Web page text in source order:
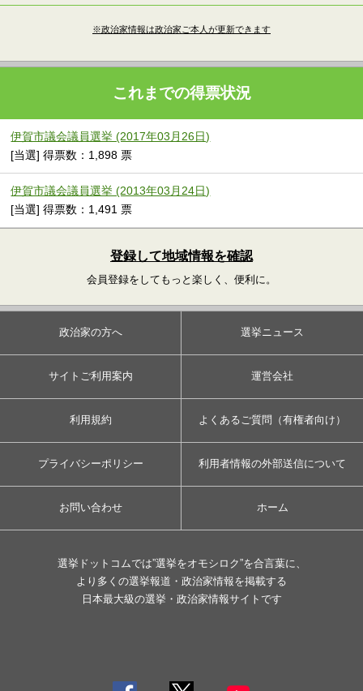
※政治家情報は政治家ご本人が更新できます
これまでの得票状況
伊賀市議会議員選挙 (2017年03月26日)
[当選] 得票数：1,898 票
伊賀市議会議員選挙 (2013年03月24日)
[当選] 得票数：1,491 票
登録して地域情報を確認
会員登録をしてもっと楽しく、便利に。
政治家の方へ 選挙ニュース
サイトご利用案内 運営会社
利用規約 よくあるご質問（有権者向け）
プライバシーポリシー 利用者情報の外部送信について
お問い合わせ ホーム
選挙ドットコムでは”選挙をオモシロク”を合言葉に、
より多くの選挙報道・政治家情報を掲載する
日本最大級の選挙・政治家情報サイトです